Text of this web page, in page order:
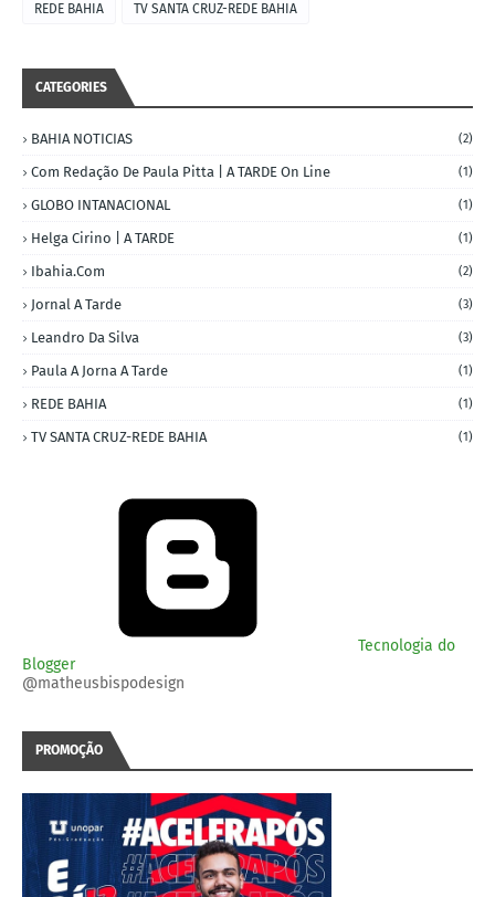
REDE BAHIA TV SANTA CRUZ-REDE BAHIA
CATEGORIES
BAHIA NOTICIAS (2)
Com Redação De Paula Pitta | A TARDE On Line (1)
GLOBO INTANACIONAL (1)
Helga Cirino | A TARDE (1)
Ibahia.com (2)
Jornal A Tarde (3)
Leandro Da Silva (3)
Paula A Jorna A Tarde (1)
REDE BAHIA (1)
TV SANTA CRUZ-REDE BAHIA (1)
Tecnologia do
Blogger
@matheusbispodesign
PROMOÇÃO